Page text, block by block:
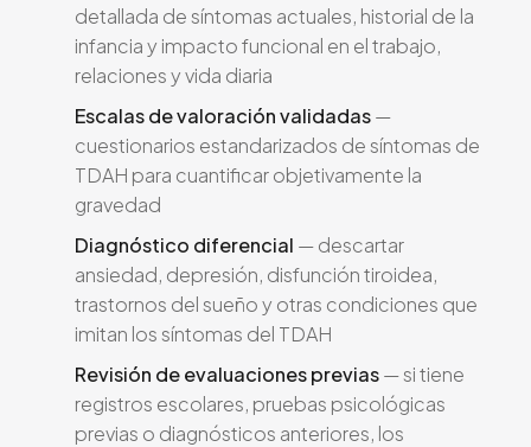
detallada de síntomas actuales, historial de la
infancia y impacto funcional en el trabajo,
relaciones y vida diaria
Escalas de valoración validadas—
cuestionarios estandarizados de síntomas de
TDAH para cuantificar objetivamente la
gravedad
Diagnóstico diferencial — descartar
ansiedad, depresión, disfunción tiroidea,
trastornos del sueño y otras condiciones que
imitan los síntomas del TDAH
Revisión de evaluaciones previas— si tiene
registros escolares, pruebas psicológicas
previas o diagnósticos anteriores, los